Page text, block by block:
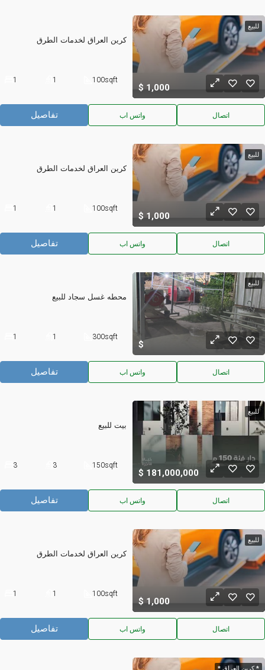
للبيع
1,000
كرين العراق لخدمات الطرق
1 1 100sqft
تفاصيل واتس اب اتصال
للبيع
1,000
كرين العراق لخدمات الطرق
1 1 100sqft
تفاصيل واتس اب اتصال
للبيع
محطه غسل سجاد للبيع
1 1 300sqft
تفاصيل واتس اب اتصال
للبيع
181,000,000
بيت للبيع
3 3 150sqft
تفاصيل واتس اب اتصال
للبيع
1,000
كرين العراق لخدمات الطرق
1 1 100sqft
تفاصيل واتس اب اتصال